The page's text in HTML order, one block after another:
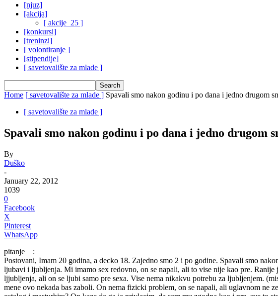
[njuz]
[akcija]
[ akcije_25 ]
[konkursi]
[treninzi]
[ volontiranje ]
[stipendije]
[ savetovalište za mlade ]
Home [ savetovalište za mlade ] Spavali smo nakon godinu i po dana i jedno drugom
[ savetovalište za mlade ]
Spavali smo nakon godinu i po dana i jedno drugom
By
Duško
-
January 22, 2012
1039
0
Facebook
X
Pinterest
WhatsApp
pitanje :
Postovani, Imam 20 godina, a decko 18. Zajedno smo 2 i po godine. Spavali smo
ljubavi i ljubljenja. Mi imamo sex redovno, on se napali, ali to vise nije kao pre. Ranije
ljjubljenja, ali on se ljubi samo pre sexa. Vise nema nikakvu potrebu za ljubljenjem.
mene ovo nekada bas zaboli. On nema fizicki problem, on se napali, ali uglavnom ne